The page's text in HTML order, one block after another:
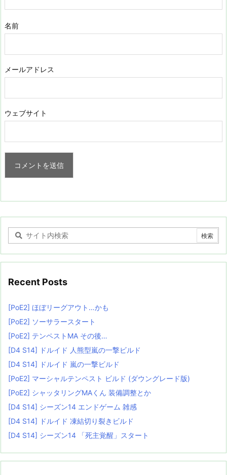
名前
メールアドレス
ウェブサイト
Recent Posts
[PoE2] ほぼリーグアウト…かも
[PoE2] ソーサラースタート
[PoE2] テンペストMA その後…
[D4 S14] ドルイド 人熊型嵐の一撃ビルド
[D4 S14] ドルイド 嵐の一撃ビルド
[PoE2] マーシャルテンペスト ビルド (ダウングレード版)
[PoE2] シャッタリングMAくん 装備調整とか
[D4 S14] シーズン14 エンドゲーム 雑感
[D4 S14] ドルイド 凍結切り裂きビルド
[D4 S14] シーズン14 「死主覚醒」スタート